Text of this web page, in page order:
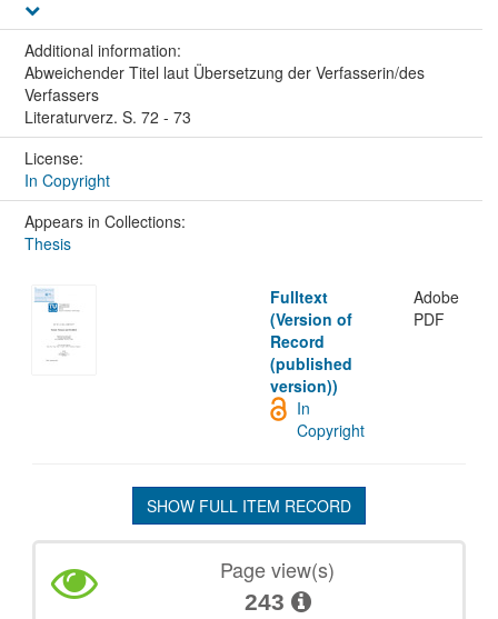
Additional information:
Abweichender Titel laut Übersetzung der Verfasserin/des
Verfassers
Literaturverz. S. 72 - 73
License:
In Copyright
Appears in Collections:
Thesis
Fulltext
(Version of
Record
(published
version))
Adobe
PDF
In
Copyright
SHOW FULL ITEM RECORD
Page view(s)
243